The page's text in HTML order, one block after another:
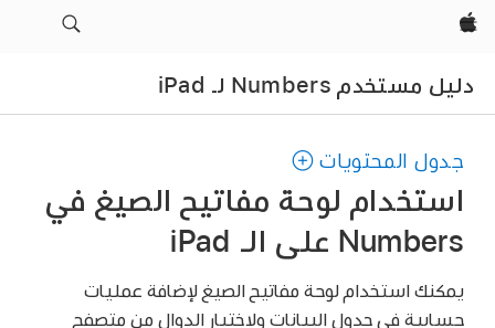
Apple‏
دليل مستخدم Numbers لـ iPad
جدول المحتويات
استخدام لوحة مفاتيح الصيغ في
Numbers على الـ iPad
يمكنك استخدام لوحة مفاتيح الصيغ لإضافة عمليات
حسابية في جدول البيانات ولاختيار الدوال من متصفح